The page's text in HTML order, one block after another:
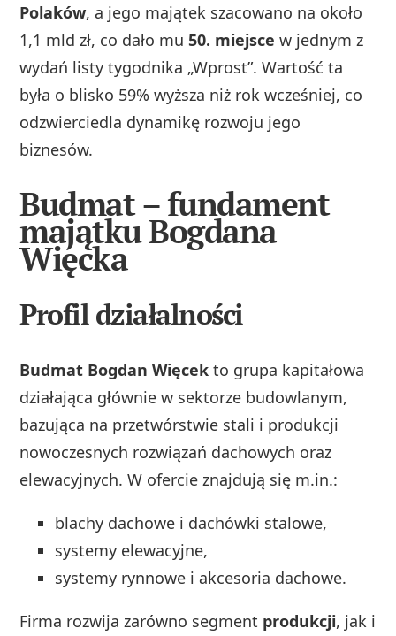
Polaków, a jego majątek szacowano na około
1,1 mld zł, co dało mu50. miejsce w jednym z
wydań listy tygodnika „Wprost”. Wartość ta
była o blisko 59% wyższa niż rok wcześniej, co
odzwierciedla dynamikę rozwoju jego
biznesów.
Budmat – fundament
majątku Bogdana
Więcka
Profil działalności
Budmat Bogdan Więcek to grupa kapitałowa
działająca głównie w sektorze budowlanym,
bazująca na przetwórstwie stali i produkcji
nowoczesnych rozwiązań dachowych oraz
elewacyjnych. W ofercie znajdują się m.in.:
blachy dachowe i dachówki stalowe,
systemy elewacyjne,
systemy rynnowe i akcesoria dachowe.
Firma rozwija zarówno segment produkcji, jak i